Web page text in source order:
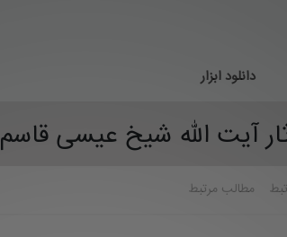
دانلود ابزار
آیت الله شیخ عیسی قاسم
مطالب مرتبط